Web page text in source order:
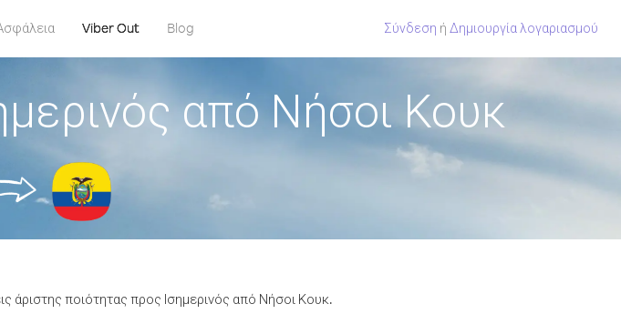
Viber Out Blog Σύνδεση ή Δημιουργία λογαριασμού
από Νήσοι Κουκ
άριστης ποιότητας προς Ισημερινός από Νήσοι Κουκ.